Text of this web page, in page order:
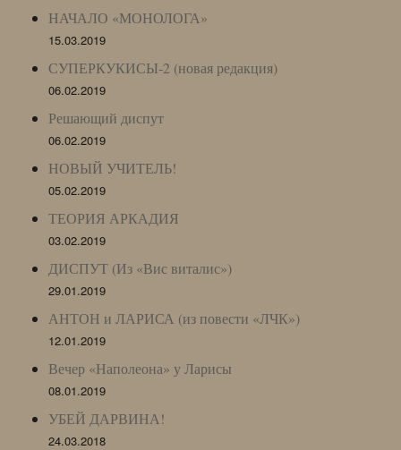
НАЧАЛО «МОНОЛОГА»
15.03.2019
СУПЕРКУКИСЫ-2 (новая редакция)
06.02.2019
Решающий диспут
06.02.2019
НОВЫЙ УЧИТЕЛЬ!
05.02.2019
ТЕОРИЯ АРКАДИЯ
03.02.2019
ДИСПУТ (Из «Вис виталис»)
29.01.2019
АНТОН и ЛАРИСА (из повести «ЛЧК»)
12.01.2019
Вечер «Наполеона» у Ларисы
08.01.2019
УБЕЙ ДАРВИНА!
24.03.2018